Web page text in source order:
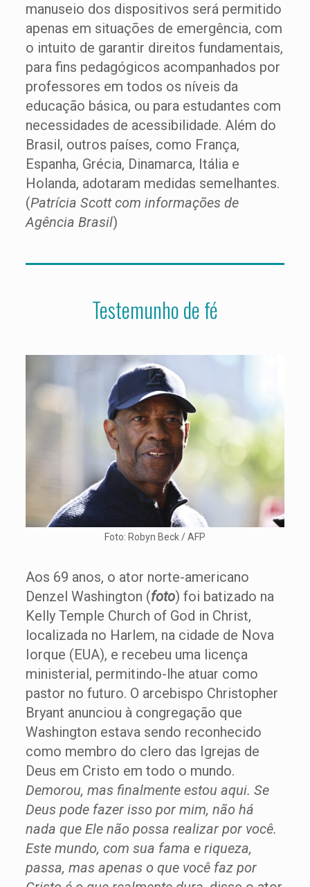
manuseio dos dispositivos será permitido
apenas em situações de emergência, com
o intuito de garantir direitos fundamentais,
para fins pedagógicos acompanhados por
professores em todos os níveis da
educação básica, ou para estudantes com
necessidades de acessibilidade. Além do
Brasil, outros países, como França,
Espanha, Grécia, Dinamarca, Itália e
Holanda, adotaram medidas semelhantes.
(Patrícia Scott com informações de
Agência Brasil)
Testemunho de fé
Foto: Robyn Beck / AFP
Aos 69 anos, o ator norte-americano
Denzel Washington (foto) foi batizado na
Kelly Temple Church of God in Christ,
localizada no Harlem, na cidade de Nova
Iorque (EUA), e recebeu uma licença
ministerial, permitindo-lhe atuar como
pastor no futuro. O arcebispo Christopher
Bryant anunciou à congregação que
Washington estava sendo reconhecido
como membro do clero das Igrejas de
Deus em Cristo em todo o mundo.
Demorou, mas finalmente estou aqui. Se
Deus pode fazer isso por mim, não há
nada que Ele não possa realizar por você.
Este mundo, com sua fama e riqueza,
passa, mas apenas o que você faz por